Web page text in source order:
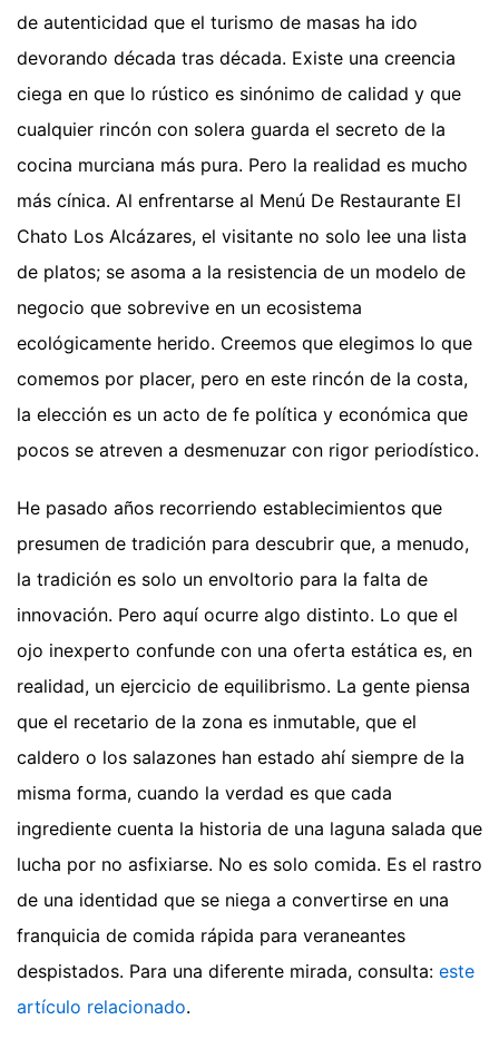
de autenticidad que el turismo de masas ha ido
devorando década tras década. Existe una creencia
ciega en que lo rústico es sinónimo de calidad y que
cualquier rincón con solera guarda el secreto de la
cocina murciana más pura. Pero la realidad es mucho
más cínica. Al enfrentarse al Menú De Restaurante El
Chato Los Alcázares, el visitante no solo lee una lista
de platos; se asoma a la resistencia de un modelo de
negocio que sobrevive en un ecosistema
ecológicamente herido. Creemos que elegimos lo que
comemos por placer, pero en este rincón de la costa,
la elección es un acto de fe política y económica que
pocos se atreven a desmenuzar con rigor periodístico.
He pasado años recorriendo establecimientos que
presumen de tradición para descubrir que, a menudo,
la tradición es solo un envoltorio para la falta de
innovación. Pero aquí ocurre algo distinto. Lo que el
ojo inexperto confunde con una oferta estática es, en
realidad, un ejercicio de equilibrismo. La gente piensa
que el recetario de la zona es inmutable, que el
caldero o los salazones han estado ahí siempre de la
misma forma, cuando la verdad es que cada
ingrediente cuenta la historia de una laguna salada que
lucha por no asfixiarse. No es solo comida. Es el rastro
de una identidad que se niega a convertirse en una
franquicia de comida rápida para veraneantes
despistados. Para una diferente mirada, consulta: este
artículo relacionado.